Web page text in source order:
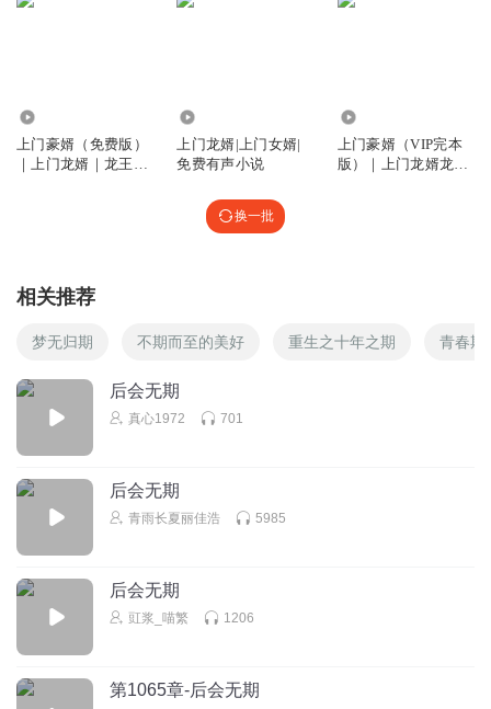
上门豪婿（免费版）
｜上门龙婿｜龙王令
上门龙婿|上门女婿|
免费有声小说
上门豪婿（VIP完本
版）｜上门龙婿龙王
换一批
相关推荐
梦无归期 不期而至的美好 重生之十年之期 青春期
后会无期
真心1972 701
后会无期
青雨长夏丽佳浩 5985
后会无期
豇浆_喵繁 1206
第1065章-后会无期